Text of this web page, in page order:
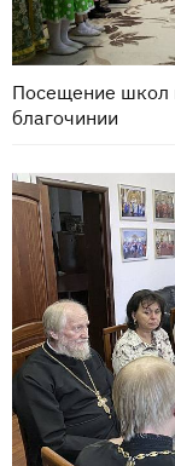
Посещение школ
благочинии